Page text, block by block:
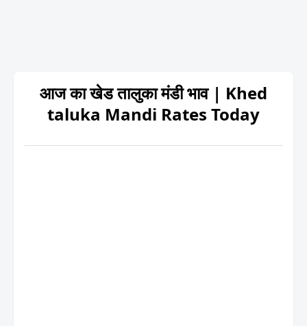
आज का खेड तालुका मंडी भाव | Khed
taluka Mandi Rates Today